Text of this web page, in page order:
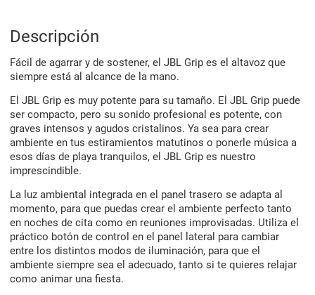
Descripción
Fácil de agarrar y de sostener, el JBL Grip es el altavoz que
siempre está al alcance de la mano.
El JBL Grip es muy potente para su tamaño. El JBL Grip puede
ser compacto, pero su sonido profesional es potente, con
graves intensos y agudos cristalinos. Ya sea para crear
ambiente en tus estiramientos matutinos o ponerle música a
esos días de playa tranquilos, el JBL Grip es nuestro
imprescindible.
La luz ambiental integrada en el panel trasero se adapta al
momento, para que puedas crear el ambiente perfecto tanto
en noches de cita como en reuniones improvisadas. Utiliza el
práctico botón de control en el panel lateral para cambiar
entre los distintos modos de iluminación, para que el
ambiente siempre sea el adecuado, tanto si te quieres relajar
como animar una fiesta.